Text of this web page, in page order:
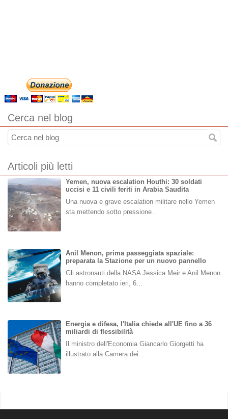
Cerca nel blog
Articoli più letti
Yemen, nuova escalation Houthi: 30 soldati
uccisi e 11 civili feriti in Arabia Saudita
Una nuova e grave escalation militare nello Yemen
sta mettendo sotto pressione…
Anil Menon, prima passeggiata spaziale:
preparata la Stazione per un nuovo pannello
Gli astronauti della NASA Jessica Meir e Anil Menon
hanno completato ieri, 6…
Energia e difesa, l'Italia chiede all'UE fino a 36
miliardi di flessibilità
Il ministro dell'Economia Giancarlo Giorgetti ha
illustrato alla Camera dei…